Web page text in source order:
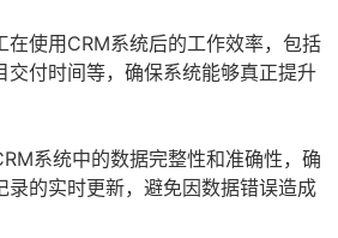
在使用CRM系统后的工作效率，包括
交付时间等，确保系统能够真正提升
系统中的数据完整性和准确性，确
录的实时更新，避免因数据错误造成